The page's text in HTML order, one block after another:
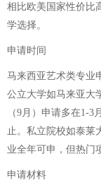
相比欧美国家性价比
学选择。
申请时间
马来西亚艺术类专业
公立大学如马来亚大
（9月）申请多在1-
止。私立院校如泰莱
业全年可申，但热门
申请材料